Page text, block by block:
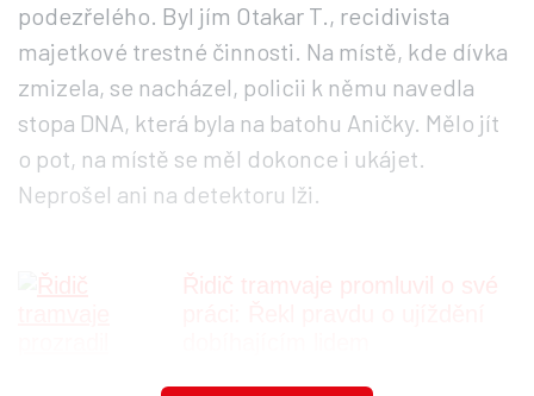
podezřelého. Byl jím Otakar T., recidivista
majetkové trestné činnosti. Na místě, kde dívka
zmizela, se nacházel, policii k němu navedla
stopa DNA, která byla na batohu Aničky. Mělo jít
o pot, na místě se měl dokonce i ukájet.
Neprošel ani na detektoru lži.
Řidič tramvaje promluvil o své